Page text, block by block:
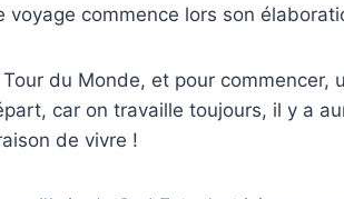
voyage commence lors son
du Monde, et pour commencer,
car on travaille toujours, il y a
de vivre !